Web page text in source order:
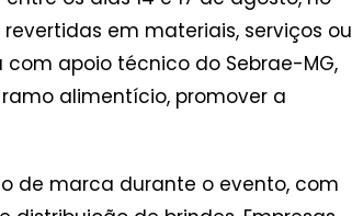
em materiais, serviços ou
apoio técnico do Sebrae-MG,
alimentício, promover a
de marca durante o evento, com